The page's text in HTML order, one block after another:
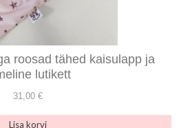
roosad tähed kaisulapp ja
lutikett
31,00 €